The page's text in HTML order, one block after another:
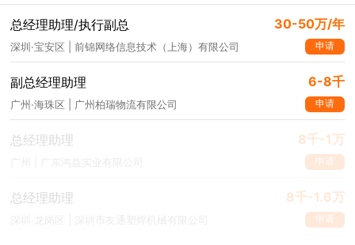
总经理助理/执行副总 30-50万/年
深圳·宝安区 | 前锦网络信息技术（上海）有限公司 申请
副总经理助理 6-8千
广州·海珠区 | 广州柏瑞物流有限公司 申请
总经理助理 8千-1万
申请
总经理助理 8千-1.6万
申请